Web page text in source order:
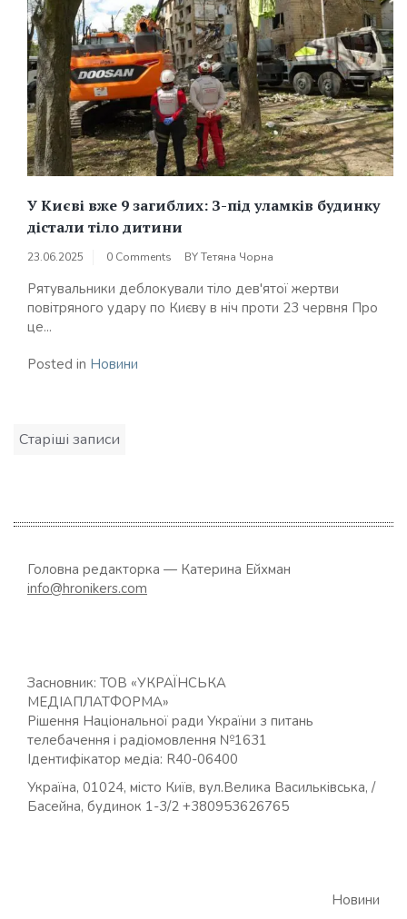
У Києві вже 9 загиблих: З-під уламків будинку
дістали тіло дитини
23.06.2025 0 Comments BYТетяна Чорна
Рятувальники деблокували тіло дев'ятої жертви
повітряного удару по Києву в ніч проти 23 червня Про
це...
Posted in Новини
Навігація
Старіші записи
Головна редакторка — Катерина Ейхман
info@hronikers.com
Засновник: ТОВ «УКРАЇНСЬКА
МЕДІАПЛАТФОРМА»
Рішення Національної ради України з питань
телебачення і радіомовлення №1631
Ідентифікатор медіа: R40-06400
Україна, 01024, місто Київ, вул.Велика Васильківська, /
Басейна, будинок 1-3/2 +380953626765
Новини